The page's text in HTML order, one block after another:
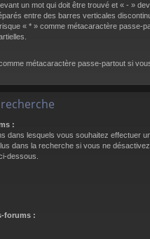
un mot qui doit être trouvé et « - »
entre des barres verticales
« * » comme métacaractère passe-
métacaractère passe-partout si
:
dans lesquels vous souhaitez effectuer
dans la recherche si vous ne
dessous.
forums :